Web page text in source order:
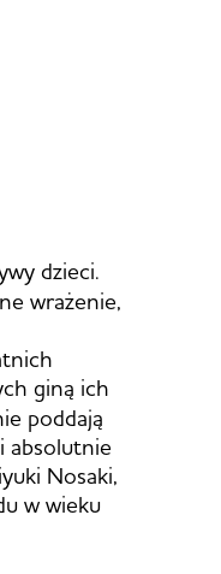
dzieci.
wrażenie,
giną ich
poddają
absolutnie
Nosaki,
w wieku